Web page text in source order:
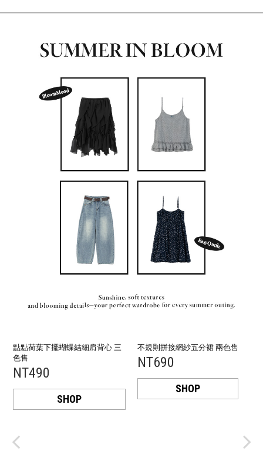
點點荷葉下擺蝴蝶結細肩背心 三
色售
NT490
SHOP
不規則拼接網紗五分裙 兩色售
NT690
SHOP